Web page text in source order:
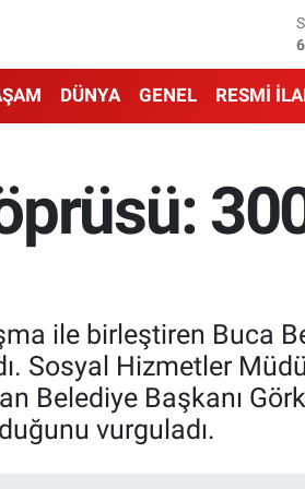
DÜNYA GENEL RESMİ
ile birleştiren Buca
Sosyal Hizmetler
Belediye Başkanı
vurguladı.